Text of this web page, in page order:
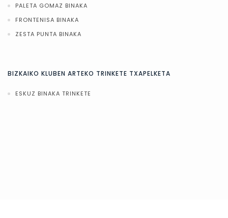
PALETA GOMAZ BINAKA
FRONTENISA BINAKA
ZESTA PUNTA BINAKA
BIZKAIKO KLUBEN ARTEKO TRINKETE TXAPELKETA
ESKUZ BINAKA TRINKETE